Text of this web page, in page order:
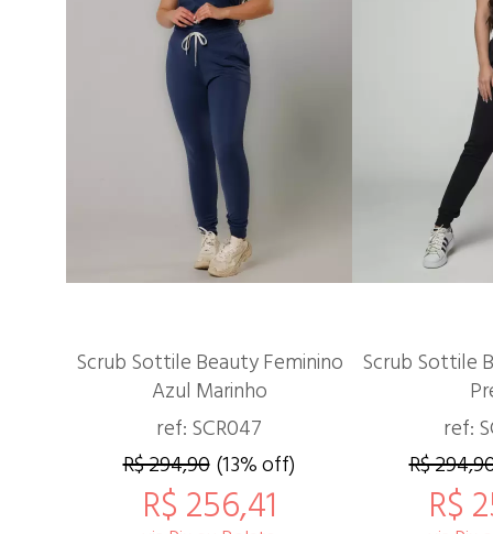
Scrub Sottile Beauty Feminino
Azul Marinho
ref: SCR047
R$ 294,90 (13% off)
R$ 256,41
Scrub Sottile
ref:
R$
R$